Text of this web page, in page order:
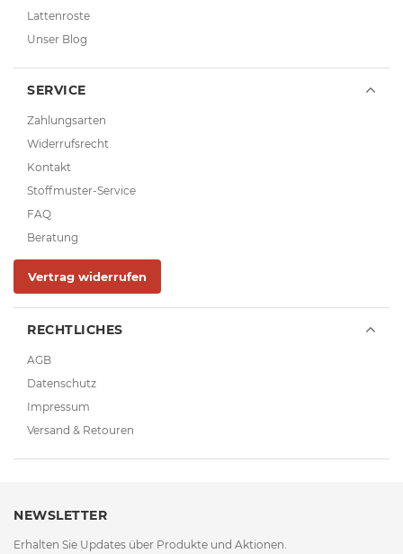
Lattenroste
Unser Blog
SERVICE
Zahlungsarten
Widerrufsrecht
Kontakt
Stoffmuster-Service
FAQ
Beratung
Vertrag widerrufen
RECHTLICHES
AGB
Datenschutz
Impressum
Versand & Retouren
NEWSLETTER
Erhalten Sie Updates über Produkte und Aktionen.